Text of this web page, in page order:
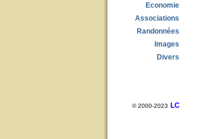
Economie
Associations
Randonnées
Images
Divers
© 2000-2023 LC